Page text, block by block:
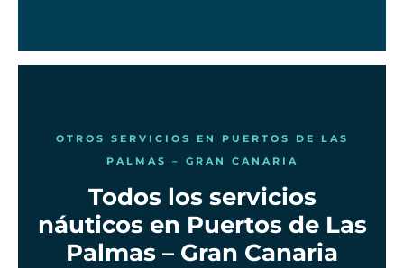
OTROS SERVICIOS EN PUERTOS DE LAS
PALMAS – GRAN CANARIA
Todos los servicios
náuticos en Puertos de Las
Palmas – Gran Canaria